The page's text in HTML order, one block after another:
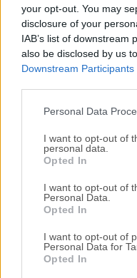
your opt-out. You may
disclosure of your
IAB’s list of downstream
also be disclosed by us
Downstream Participants
Personal Data
I want to opt-out of
personal data.
Opted In
I want to opt-out of
Personal Data.
Opted In
I want to opt-out of
Personal Data for
Opted In
Nos encantaría saber
Si tienes alguna
con nosotros, dirígete
háznoslo saber.